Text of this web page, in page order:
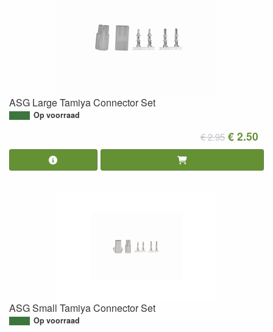
ASG Large Tamiya Connector Set
Op voorraad
€ 2.95 € 2.50
ASG Small Tamiya Connector Set
Op voorraad